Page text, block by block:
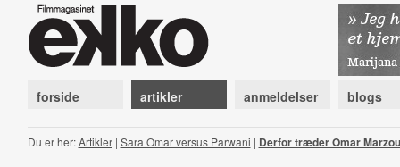
forside artikler anmeldelser blogs
Du er her:Artikler| Sara Omar versus Parwani | Derfor træder Omar